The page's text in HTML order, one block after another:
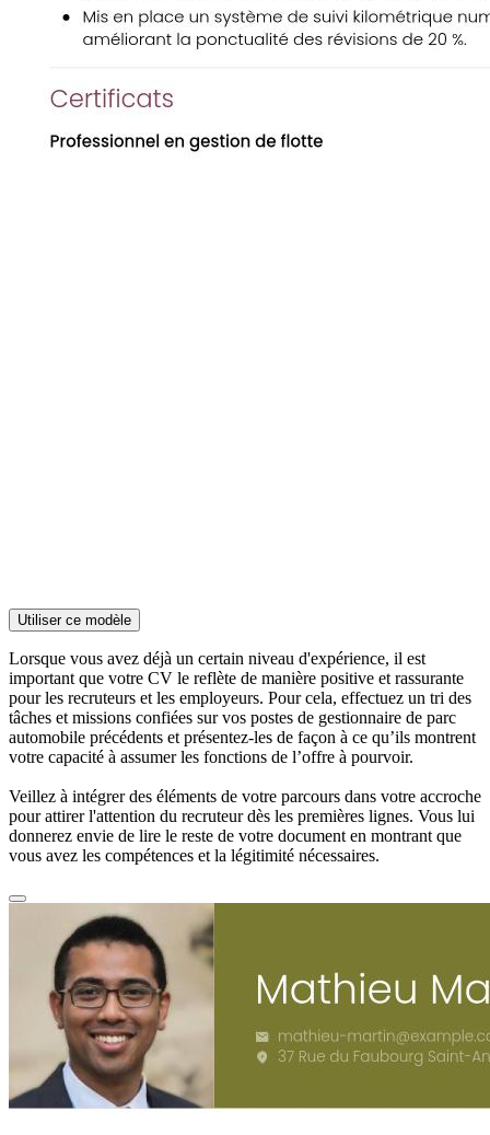
Utiliser ce modèle
Lorsque vous avez déjà un certain niveau d'expérience, il est
important que votre CV le reflète de manière positive et rassurante
pour les recruteurs et les employeurs. Pour cela, effectuez un tri des
tâches et missions confiées sur vos postes de gestionnaire de parc
automobile précédents et présentez-les de façon à ce qu’ils montrent
votre capacité à assumer les fonctions de l’offre à pourvoir.
Veillez à intégrer des éléments de votre parcours dans votre accroche
pour attirer l'attention du recruteur dès les premières lignes. Vous lui
donnerez envie de lire le reste de votre document en montrant que
vous avez les compétences et la légitimité nécessaires.